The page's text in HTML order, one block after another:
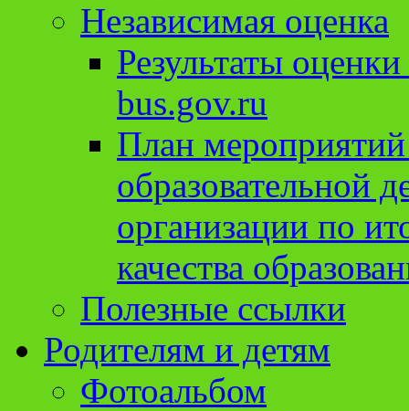
Независимая оценка
Результаты
bus.gov.ru
План
образовательной
организации по
качества
Полезные ссылки
Родителям и детям
Фотоальбом